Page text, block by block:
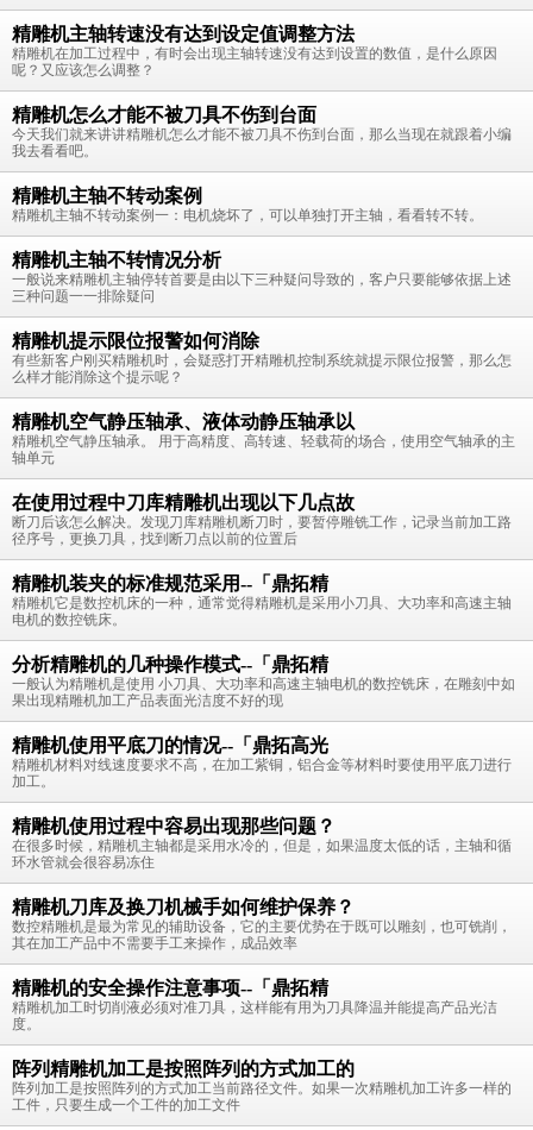
精雕机主轴转速没有达到设定值调整方法
精雕机在加工过程中，有时会出现主轴转速没有达到设置的数值，是什么原因
呢？又应该怎么调整？
精雕机怎么才能不被刀具不伤到台面
今天我们就来讲讲精雕机怎么才能不被刀具不伤到台面，那么当现在就跟着小编
我去看看吧。
精雕机主轴不转动案例
精雕机主轴不转动案例一：电机烧坏了，可以单独打开主轴，看看转不转。
精雕机主轴不转情况分析
一般说来精雕机主轴停转首要是由以下三种疑问导致的，客户只要能够依据上述
三种问题一一排除疑问
精雕机提示限位报警如何消除
有些新客户刚买精雕机时，会疑惑打开精雕机控制系统就提示限位报警，那么怎
么样才能消除这个提示呢？
精雕机空气静压轴承、液体动静压轴承以
精雕机空气静压轴承。 用于高精度、高转速、轻载荷的场合，使用空气轴承的主
轴单元
在使用过程中刀库精雕机出现以下几点故
断刀后该怎么解决。发现刀库精雕机断刀时，要暂停雕铣工作，记录当前加工路
径序号，更换刀具，找到断刀点以前的位置后
精雕机装夹的标准规范采用--「鼎拓精
精雕机它是数控机床的一种，通常觉得精雕机是采用小刀具、大功率和高速主轴
电机的数控铣床。
分析精雕机的几种操作模式--「鼎拓精
一般认为精雕机是使用 小刀具、大功率和高速主轴电机的数控铣床，在雕刻中如
果出现精雕机加工产品表面光洁度不好的现
精雕机使用平底刀的情况--「鼎拓高光
精雕机材料对线速度要求不高，在加工紫铜，铝合金等材料时要使用平底刀进行
加工。
精雕机使用过程中容易出现那些问题？
在很多时候，精雕机主轴都是采用水冷的，但是，如果温度太低的话，主轴和循
环水管就会很容易冻住
精雕机刀库及换刀机械手如何维护保养？
数控精雕机是最为常见的辅助设备，它的主要优势在于既可以雕刻，也可铣削，
其在加工产品中不需要手工来操作，成品效率
精雕机的安全操作注意事项--「鼎拓精
精雕机加工时切削液必须对准刀具，这样能有用为刀具降温并能提高产品光洁
度。
阵列精雕机加工是按照阵列的方式加工的
阵列加工是按照阵列的方式加工当前路径文件。如果一次精雕机加工许多一样的
工件，只要生成一个工件的加工文件